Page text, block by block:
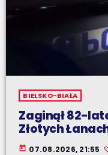
BIELSKO-BIAŁA
Zaginął 82-
Złotych
today 07.08.2026, 21:55